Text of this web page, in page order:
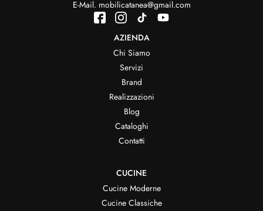
E-Mail. mobilicatanea@gmail.com
AZIENDA
Chi Siamo
Servizi
Brand
Realizzazioni
Blog
Cataloghi
Contatti
CUCINE
Cucine Moderne
Cucine Classiche